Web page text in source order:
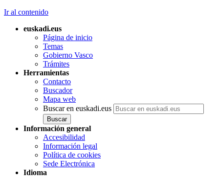
Ir al contenido
euskadi.eus
Página de inicio
Temas
Gobierno Vasco
Trámites
Herramientas
Contacto
Buscador
Mapa web
Buscar en euskadi.eus
Información general
Accesibilidad
Información legal
Política de cookies
Sede Electrónica
Idioma